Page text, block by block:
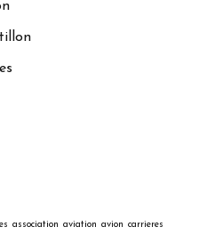
association aviation avion carrieres